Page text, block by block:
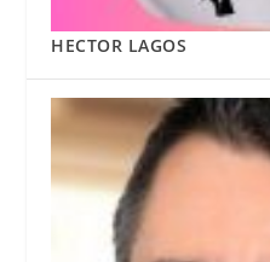
HECTOR LAGOS